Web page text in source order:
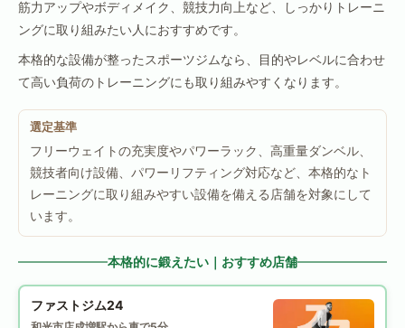
筋力アップやボディメイク、競技力向上など、しっかりトレーニ
ングに取り組みたい人におすすめです。
本格的な設備が整ったスポーツジムなら、目的やレベルに合わせ
て高い負荷のトレーニングにも取り組みやすくなります。
選定基準
フリーウェイトの充実度やパワーラック、高重量ダンベル、
競技者向け設備、パワーリフティング対応など、本格的なト
レーニングに取り組みやすい設備を備える店舗を対象にして
います。
本格的に鍛えたい｜おすすめ店舗
ファストジム24